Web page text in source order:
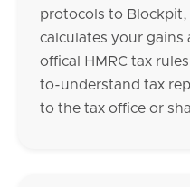
protocols to
calculates your gains
offical HMRC tax
to-understand tax
to the tax office or